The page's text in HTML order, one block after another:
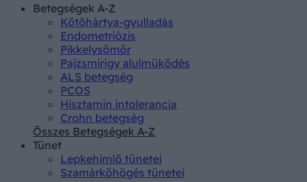
Betegségek A-Z
Kötőhártya-gyulladás
Endometriózis
Pikkelysömör
Pajzsmirigy alulműködés
ALS betegség
PCOS
Hisztamin intolerancia
Crohn betegség
Összes Betegségek A-Z
Tünet
Lepkehimlő tünetei
Szamárköhögés tünetei